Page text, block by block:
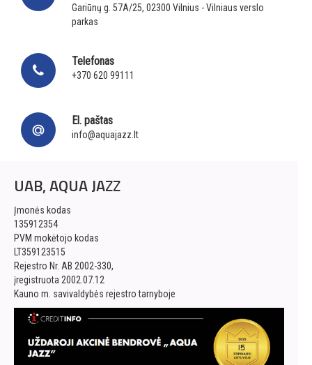
Gariūnų g. 57A/25, 02300 Vilnius - Vilniaus verslo
parkas
Telefonas
+370 620 99111
El. paštas
info@aquajazz.lt
UAB, AQUA JAZZ
Įmonės kodas
135912354
PVM mokėtojo kodas
LT359123515
Rejestro Nr. AB 2002-330,
įregistruota 2002.07.12
Kauno m. savivaldybės rejestro tarnyboje